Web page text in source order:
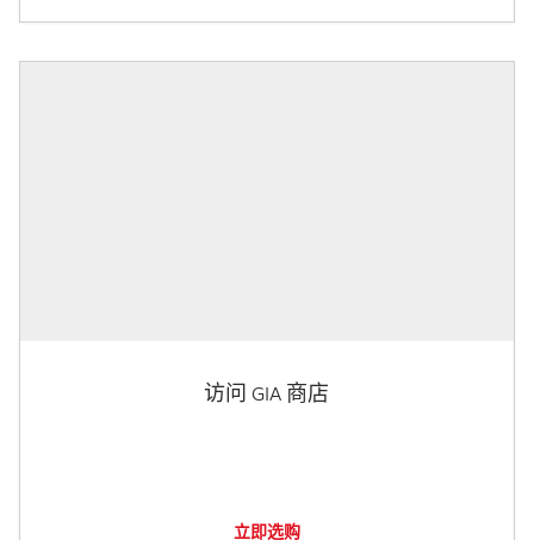
访问 GIA 商店
立即选购